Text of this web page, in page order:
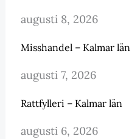
augusti 8, 2026
Misshandel – Kalmar län
augusti 7, 2026
Rattfylleri – Kalmar län
augusti 6, 2026